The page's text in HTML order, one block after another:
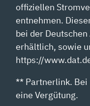
offiziellen
entnehmen.
bei der
erhältlich, sowie
https://
** Partnerlink. Bei
eine Vergütung.